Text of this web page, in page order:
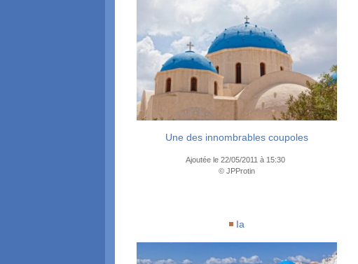
Une des innombrables coupoles
Ajoutée le 22/05/2011 à 15:30
© JPProtin
Ia